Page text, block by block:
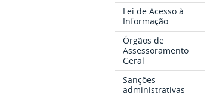
Lei de Acesso à
Informação
Órgãos de
Assessoramento
Geral
Sanções
administrativas